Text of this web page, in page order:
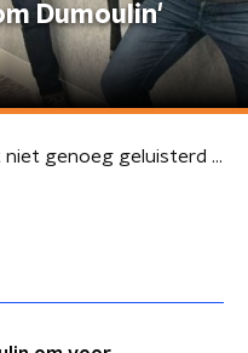
Dumoulin'
'Jumbo-Visma heeft niet genoeg geluisterd naar Tom Dumoulin'